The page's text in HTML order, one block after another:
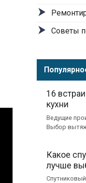
Советы
16
кухни
Ведущие
Выбор
Какое
лучше